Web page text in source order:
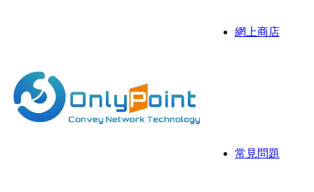
網上商店
常見問題